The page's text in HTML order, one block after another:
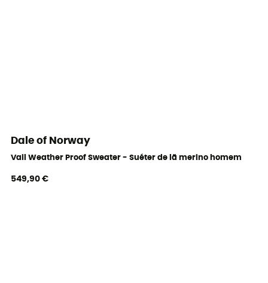
Dale of Norway
Vail Weather Proof Sweater - Suéter de lã merino homem
549,90 €